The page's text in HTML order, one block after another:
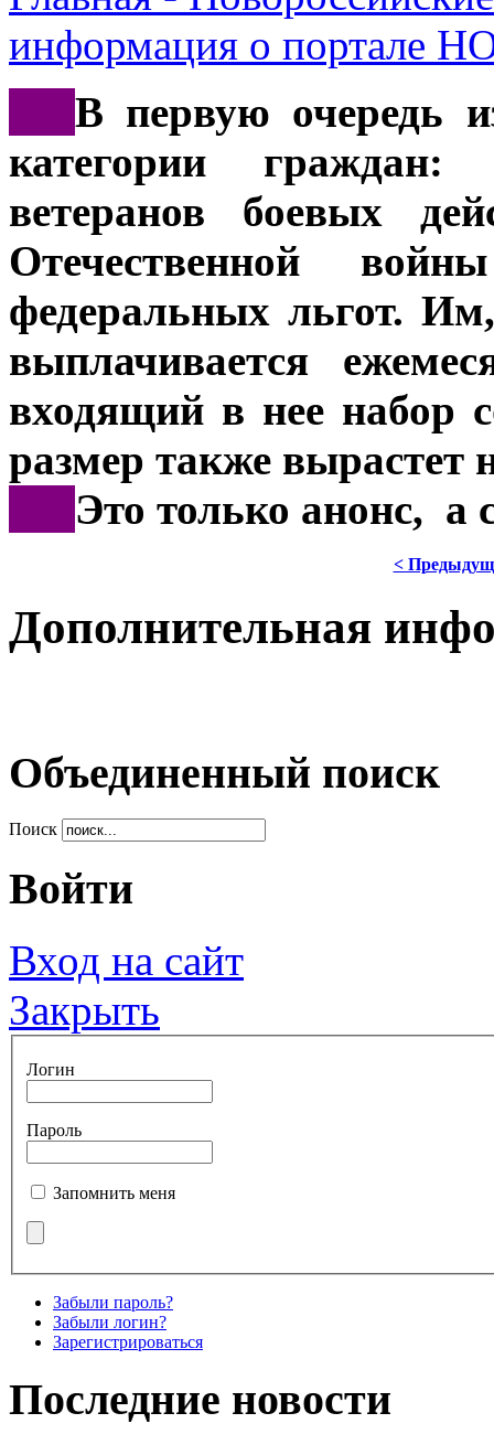
информация о портале
В первую очередь
категории
ветеранов боевых
Отечественной
федеральных льгот.
выплачивается
входящий в нее набор
размер также вырастет
Это только анонс, а
<
Дополнительная
Объединенный поиск
Поиск
Войти
Вход на сайт
Закрыть
Логин
Пароль
Запомнить меня
Забыли пароль?
Забыли логин?
Зарегистрироваться
Последние новости